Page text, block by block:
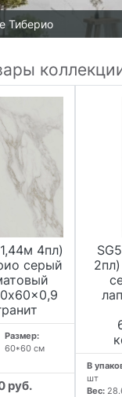
Тиберио
4пл)
серый
Размер:
60*60 см
руб.
В
шт
Вес: